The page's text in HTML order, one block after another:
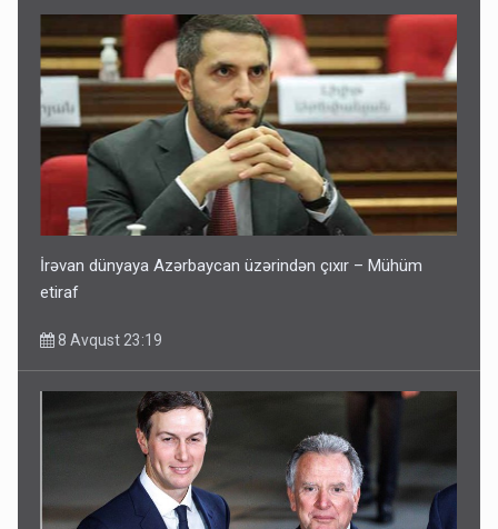
İrəvan dünyaya Azərbaycan üzərindən çıxır – Mühüm
etiraf
8 Avqust 23:19